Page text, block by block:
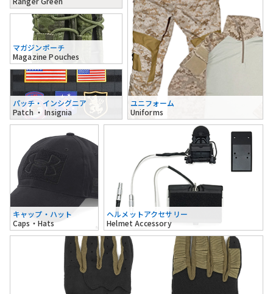
マガジンポーチ
Magazine Pouches
パッチ・インシグニア
Patch ・ Insignia
ユニフォーム
Uniforms
キャップ・ハット
Caps・Hats
ヘルメットアクセサリー
Helmet Accessory